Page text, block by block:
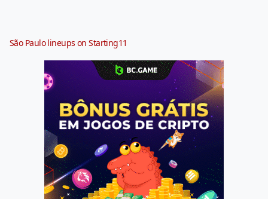
São Paulo lineups on Starting11